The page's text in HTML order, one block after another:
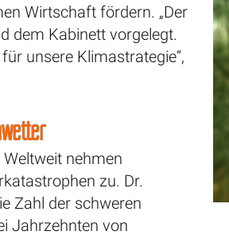
Wirtschaft fördern. „Der
dem Kabinett vorgelegt.
unsere Klimastrategie“,
nehmen
zu. Dr.
Zahl der schweren
Jahrzehnten von